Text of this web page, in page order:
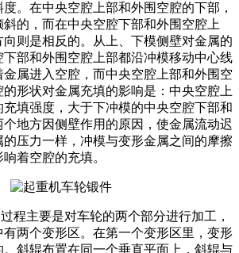
。在中央空腔上部和外围空腔的下部，
的，而在中央空腔下部和外围空腔上
则是相反的。从上、下模侧壁对金属的
部和外围空腔上部都沿冲模移动中心线
属进入空腔，而中央空腔上部和外围空
形状对金属充填的影响是：中央空腔上
填强度，大于下冲模的中央空腔下部和
地方因侧壁作用的原因，使金属流动迟
压力一样，冲模与变形金属之间的摩擦
着空腔的充填。
主要是对车轮的两个部分进行加工，
有两个变形区。在第一个变形区里，变形
斜辊布置在同一个垂直平面上，斜辊与